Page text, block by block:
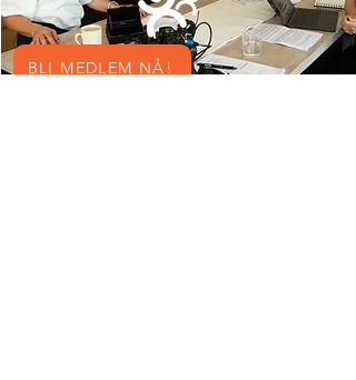
BLI MEDLEM NÅ!